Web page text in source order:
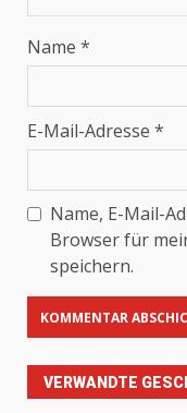
Name *
E-Mail-Adresse *
Name, E-Mail-
Browser für
speichern.
VERWANDTE